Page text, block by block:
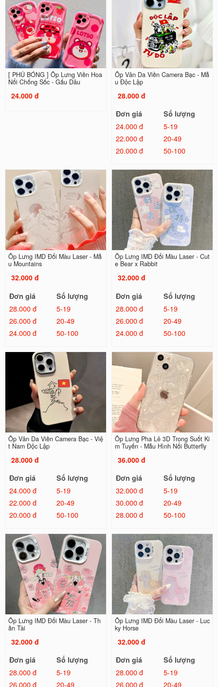
[ PHỦ BÓNG ] Ốp Lưng Viền Hoa
Nổi Chống Sốc - Gấu Dâu
24.000 đ
Ốp Vân Da Viền Camera Bạc - Mẫ
u Độc Lập
28.000 đ
Đơn giá
Số lượng
24.000 đ
5-19
22.000 đ
20-49
20.000 đ
50-100
Ốp Lưng IMD Đổi Màu Laser - Mẫ
u Mountains
32.000 đ
Đơn giá
Số lượng
28.000 đ
5-19
26.000 đ
20-49
24.000 đ
50-100
Ốp Lưng IMD Đổi Màu Laser - Cut
e Bear x Rabbit
32.000 đ
Đơn giá
Số lượng
28.000 đ
5-19
26.000 đ
20-49
24.000 đ
50-100
Ốp Vân Da Viền Camera Bạc - Việ
t Nam Độc Lập
28.000 đ
Đơn giá
Số lượng
24.000 đ
5-19
22.000 đ
20-49
20.000 đ
50-100
Ốp Lưng Pha Lê 3D Trong Suốt Ki
m Tuyến - Mẫu Hình Nổi Butterfly
36.000 đ
Đơn giá
Số lượng
32.000 đ
5-19
30.000 đ
20-49
28.000 đ
50-100
Ốp Lưng IMD Đổi Màu Laser - Th
ần Tài
32.000 đ
Đơn giá
Số lượng
28.000 đ
5-19
26.000 đ
20-49
Ốp Lưng IMD Đổi Màu Laser - Luc
ky Horse
32.000 đ
Đơn giá
Số lượng
28.000 đ
5-19
26.000 đ
20-49